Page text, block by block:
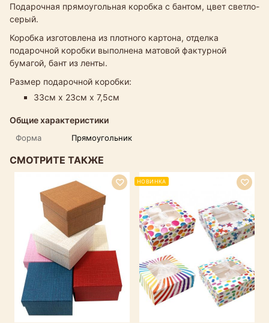
Подарочная прямоугольная коробка с бантом, цвет светло-
серый.
Коробка изготовлена из плотного картона, отделка
подарочной коробки выполнена матовой фактурной
бумагой, бант из ленты.
Размер подарочной коробки:
33см х 23см х 7,5см
Общие характеристики
Форма Прямоугольник
СМОТРИТЕ ТАКЖЕ
НОВИНКА